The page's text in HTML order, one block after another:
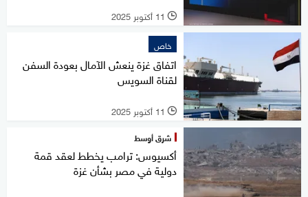
l 11 أكتوبر 2025
خاص
اتفاق غزة ينعش الآمال بعودة السفن
لقناة السويس
l 11 أكتوبر 2025
شرق أوسط
أكسيوس: ترامب يخطط لعقد قمة
دولية في مصر بشأن غزة